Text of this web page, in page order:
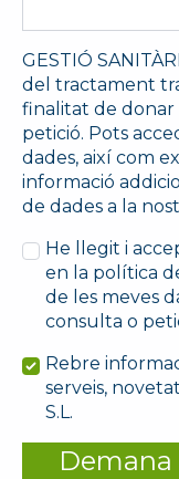
GESTIÓ
del tractament
finalitat de donar
petició. Pots
dades, així com
informació
de dades a la
He llegit i
en la política
de les meves
consulta o
Rebre
serveis,
S.L.
Demana